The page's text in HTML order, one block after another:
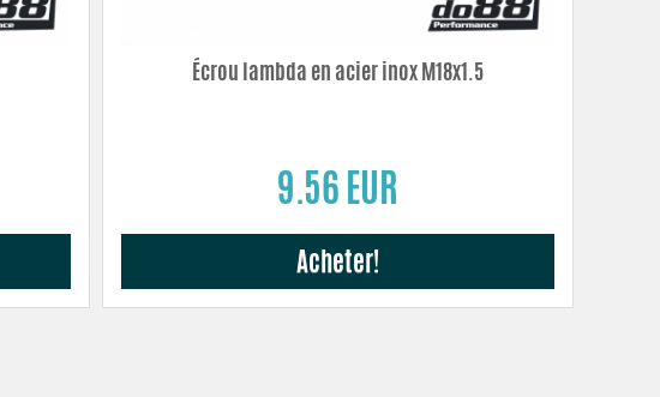
Écrou lambda en acier inox M18x1.5
9.56 EUR
Acheter!